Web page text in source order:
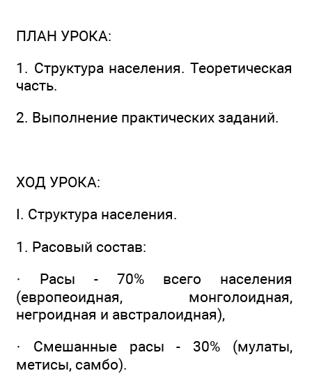
ПЛАН УРОКА:
1. Структура населения. Теоретическая
часть.
2. Выполнение практических заданий.
ХОД УРОКА:
I. Структура населения.
1. Расовый состав:
· Расы - 70% всего населения
(европеоидная, монголоидная,
негроидная и австралоидная),
· Смешанные расы - 30% (мулаты,
метисы, самбо).